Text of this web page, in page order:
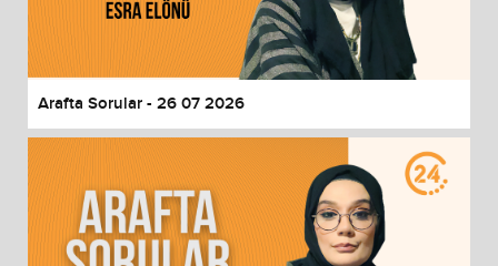
End of dialog window.
Arafta Sorular - 26 07 2026